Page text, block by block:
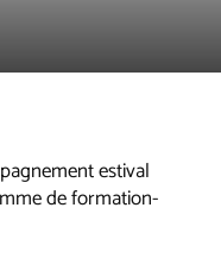
estival
de formation-